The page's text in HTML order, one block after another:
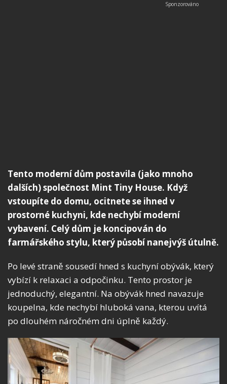
Tento moderní dům postavila (jako mnoho
dalších) společnost Mint Tiny House. Když
vstoupíte do domu, ocitnete se ihned v
prostorné kuchyni, kde nechybí moderní
vybavení. Celý dům je koncipován do
farmářského stylu, který působí nanejvýš útulně.
Po levé straně sousedí hned s kuchyní obývák, který
vybízí k relaxaci a odpočinku. Tento prostor je
jednoduchý, elegantní. Na obývák hned navazuje
koupelna, kde nechybí hluboká vana, kterou uvítá
po dlouhém náročném dni úplně každý.